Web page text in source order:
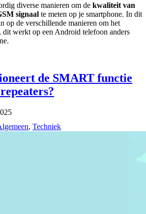
diverse manieren om de kwaliteit van
signaal te meten op je smartphone. In dit
op de verschillende manieren om het
dit werkt op een Android telefoon anders
de SMART functie
, Techniek